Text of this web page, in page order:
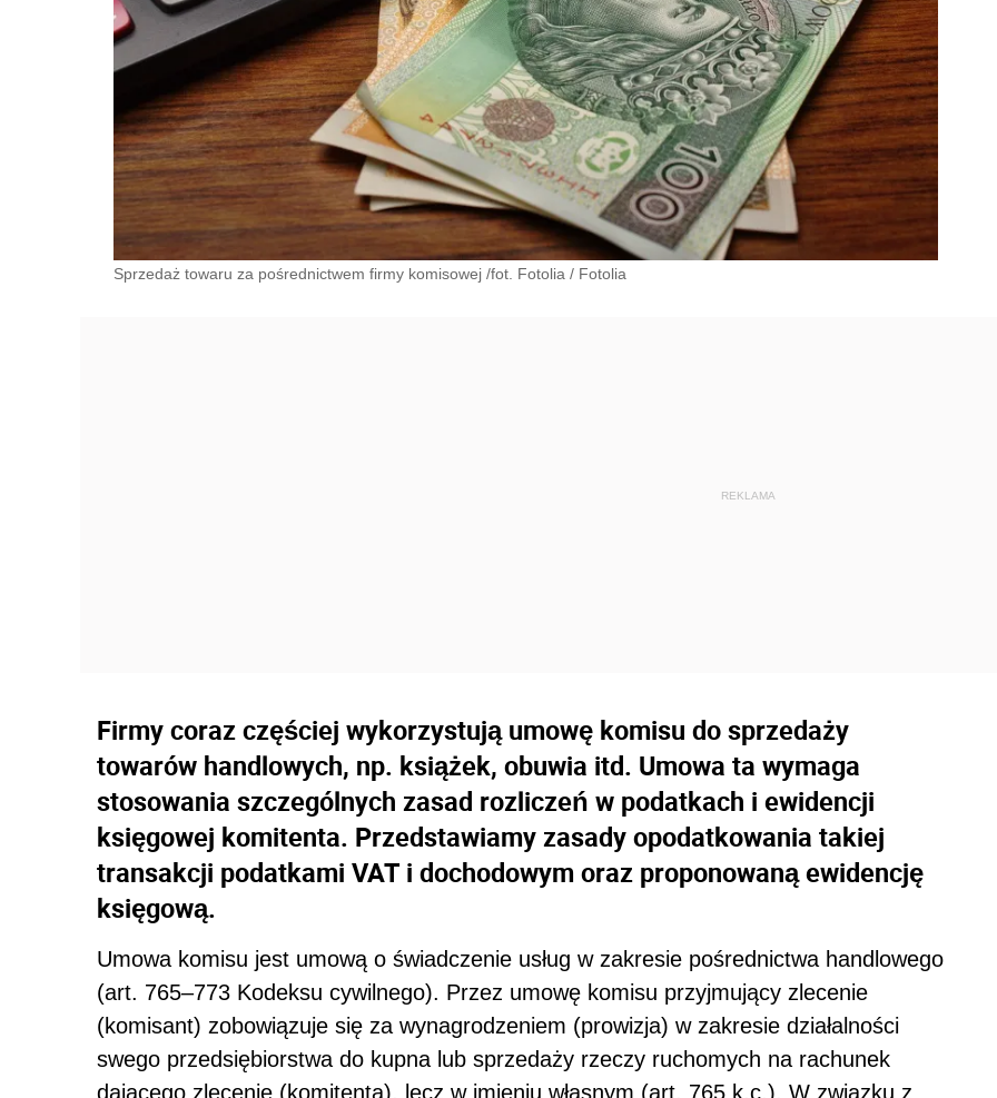
Sprzedaż towaru za pośrednictwem firmy komisowej /fot. Fotolia / Fotolia
Firmy coraz częściej wykorzystują umowę komisu do sprzedaży
towarów handlowych, np. książek, obuwia itd. Umowa ta wymaga
stosowania szczególnych zasad rozliczeń w podatkach i ewidencji
księgowej komitenta. Przedstawiamy zasady opodatkowania takiej
transakcji podatkami VAT i dochodowym oraz proponowaną ewidencję
księgową.
Umowa komisu jest umową o świadczenie usług w zakresie pośrednictwa handlowego
(art. 765–773 Kodeksu cywilnego). Przez umowę komisu przyjmujący zlecenie
(komisant) zobowiązuje się za wynagrodzeniem (prowizja) w zakresie działalności
swego przedsiębiorstwa do kupna lub sprzedaży rzeczy ruchomych na rachunek
dającego zlecenie (komitenta), lecz w imieniu własnym (art. 765 k.c.). W związku z